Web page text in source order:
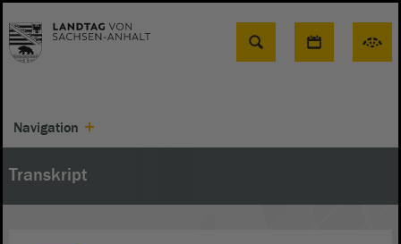
Suche
Navigation
Transkript